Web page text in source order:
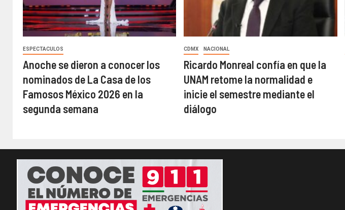
ESPECTACULOS
Anoche se dieron a conocer los
nominados de La Casa de los
Famosos México 2026 en la
segunda semana
CDMX NACIONAL
Ricardo Monreal confía en que la
UNAM retome la normalidad e
inicie el semestre mediante el
diálogo